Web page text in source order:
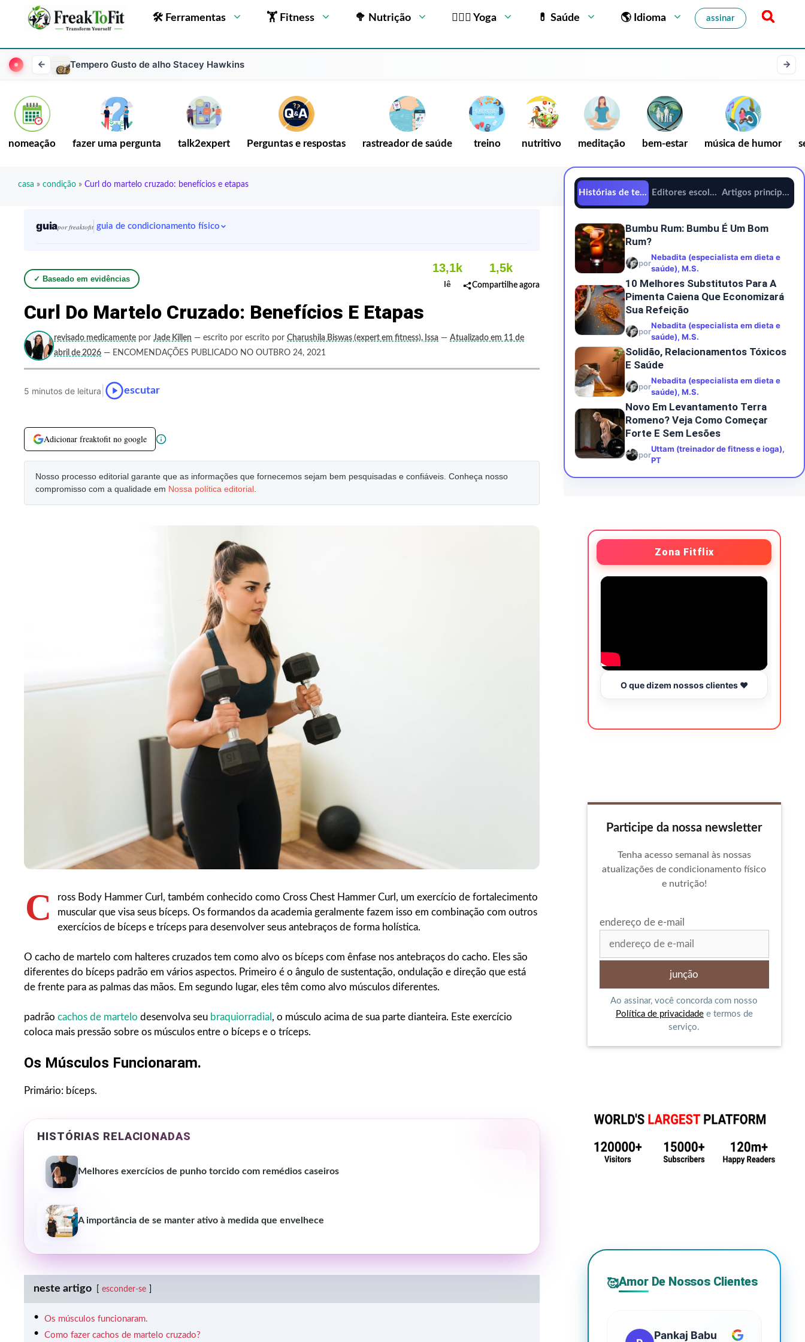
🛠 Ferramentas 🏋 Fitness 🥦 Nutrição 🧘🏻‍♂️ Yoga 💊 Saúde 🌎 Idioma assinar
Tempero Gusto de alho Stacey Hawkins
nomeação fazer uma pergunta talk2expert Perguntas e respostas rastreador de saúde treino nutritivo meditação bem-estar música de humor
casa » condição » Curl do martelo cruzado: benefícios e etapas
guiapor freaktofit guia de condicionamento físico
✓ Baseado em evidências
13,1k
lê
1,5k
Compartilhe agora
Curl Do Martelo Cruzado: Benefícios E Etapas
revisado medicamente por Jade Killen — escrito por escrito por Charushila Biswas (expert em fitness), Issa — Atualizado em 11 de
abril de 2026 — ENCOMENDAÇÕES PUBLICADO NO OUTBRO 24, 2021
5 minutos de leitura escutar
Adicionar freaktofit no google
Nosso processo editorial garante que as informações que fornecemos sejam bem pesquisadas e confiáveis. Conheça nosso
compromisso com a qualidade em Nossa política editorial
C
ross Body Hammer Curl, também conhecido como Cross Chest Hammer Curl, um exercício de fortalecimento
muscular que visa seus bíceps. Os formandos da academia geralmente fazem isso em combinação com outros
exercícios de bíceps e tríceps para desenvolver seus antebraços de forma holística.
O cacho de martelo com halteres cruzados tem como alvo os bíceps com ênfase nos antebraços do cacho. Eles são
diferentes do bíceps padrão em vários aspectos. Primeiro é o ângulo de sustentação, ondulação e direção que está
de frente para as palmas das mãos. Em segundo lugar, eles têm como alvo músculos diferentes.
padrão cachos de martelo desenvolva seu braquiorradial , o músculo acima de sua parte dianteira. Este exercício
coloca mais pressão sobre os músculos entre o bíceps e o tríceps.
Os Músculos Funcionaram.
Primário: bíceps.
HISTÓRIAS RELACIONADAS
Melhores exercícios de punho torcido com remédios caseiros
A importância de se manter ativo à medida que envelhece
neste artigo esconder-se
Os músculos funcionaram.
Como fazer cachos de martelo cruzado?
Histórias de tendênciasEditores escolhemArtigos principais
Bumbu Rum: Bumbu É Um Bom
Rum?
por
Nebadita (especialista em dieta e
saúde), M.S.
10 Melhores Substitutos Para A
Pimenta Caiena Que Economizará
Sua Refeição
por
Nebadita (especialista em dieta e
saúde), M.S.
Solidão, Relacionamentos Tóxicos
E Saúde
por
Nebadita (especialista em dieta e
saúde), M.S.
Novo Em Levantamento Terra
Romeno? Veja Como Começar
Forte E Sem Lesões
por
Uttam (treinador de fitness e ioga),
PT
Zona Fitflix
O que dizem nossos clientes ❤️
Participe da nossa newsletter
Tenha acesso semanal às nossas
atualizações de condicionamento físico
e nutrição!
endereço de e-mail
Ao assinar, você concorda com nosso
Política de privacidadee termos de
serviço.
🥰Amor De Nossos Clientes
Pankaj Babu